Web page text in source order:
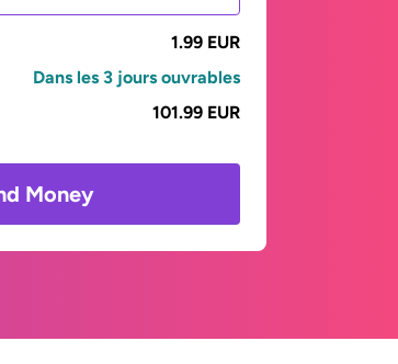
1.99 EUR
Dans les 3 jours ouvrables
101.99 EUR
Money